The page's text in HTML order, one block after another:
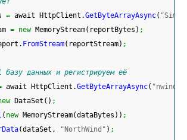
= await HttpClient.GetByteArrayAsync(
= new MemoryStream( reportBytes ) ;
FromStream( reportStream) ;
данных и регистрируем её
await HttpClient.GetByteArrayAsync(
DataSet ( ) ;
( new MemoryStream(dataBytes ) ) ;
(dataSet, "NorthWind" ) ;